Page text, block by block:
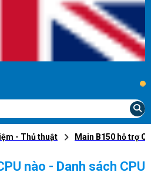
...
- Thủ thuật Main B150 hỗ trợ
nào - Danh sách CPU